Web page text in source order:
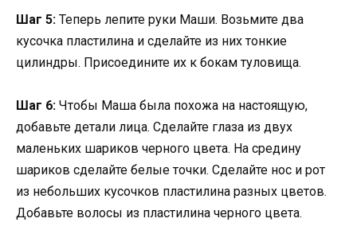
Шаг 5: Теперь лепите руки Маши. Возьмите два
кусочка пластилина и сделайте из них тонкие
цилиндры. Присоедините их к бокам туловища.
Шаг 6: Чтобы Маша была похожа на настоящую,
добавьте детали лица. Сделайте глаза из двух
маленьких шариков черного цвета. На средину
шариков сделайте белые точки. Сделайте нос и рот
из небольших кусочков пластилина разных цветов.
Добавьте волосы из пластилина черного цвета.